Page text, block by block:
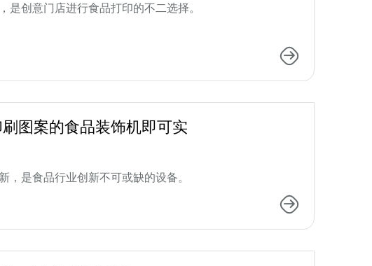
创意门店进行食品打印的不二选择。
图案的食品装饰机即可实
，是食品行业创新不可或缺的设备。